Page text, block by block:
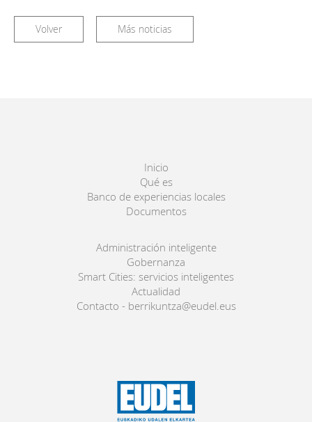
Volver Más noticias
Inicio
Qué es
Banco de experiencias locales
Documentos
Administración inteligente
Gobernanza
Smart Cities: servicios inteligentes
Actualidad
Contacto - berrikuntza@eudel.eus